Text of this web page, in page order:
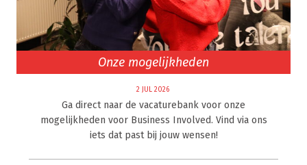
Onze mogelijkheden
2 JUL 2026
Ga direct naar de vacaturebank voor onze
mogelijkheden voor Business Involved. Vind via ons
iets dat past bij jouw wensen!